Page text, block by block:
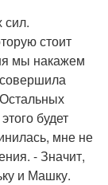
сил.
стоит
мы накажем
будет
мне не
- Значит,
и Машку.